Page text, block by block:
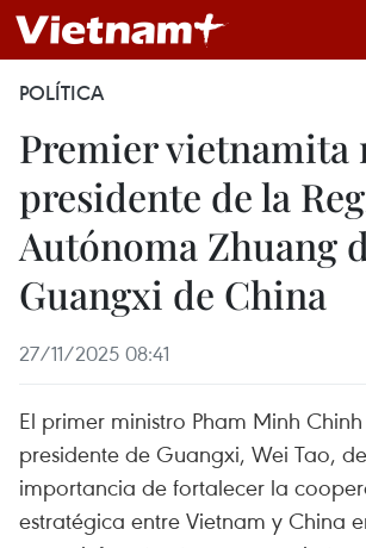
POLÍTICA
Premier vietnamita
presidente de la
Autónoma Zhuang
Guangxi de China
27/11/2025 08:41
El primer ministro Pham Minh
presidente de Guangxi, Wei Tao,
importancia de fortalecer la
estratégica entre Vietnam y China